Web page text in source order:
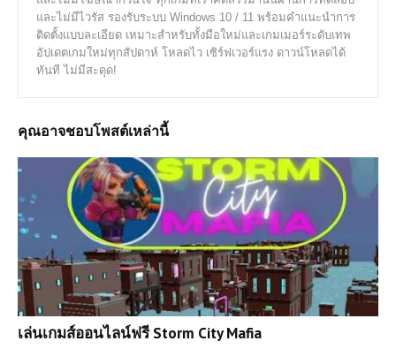
และไม่มีไวรัส รองรับระบบ Windows 10 / 11 พร้อมคำแนะนำการ
ติดตั้งแบบละเอียด เหมาะสำหรับทั้งมือใหม่และเกมเมอร์ระดับเทพ
อัปเดตเกมใหม่ทุกสัปดาห์ โหลดไว เซิร์ฟเวอร์แรง ดาวน์โหลดได้
ทันที ไม่มีสะดุด!
คุณอาจชอบโพสต์เหล่านี้
เล่นเกมส์ออนไลน์ฟรี Storm City Mafia